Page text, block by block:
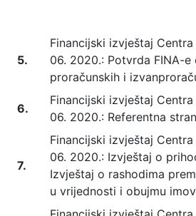
5.
Financijski izvještaj
06. 2020.: Potvrda FINA-
proračunskih i
6.
Financijski izvještaj
06. 2020.: Referentna
7.
Financijski izvještaj
06. 2020.: Izvještaj o
Izvještaj o rashodima
u vrijednosti i obujmu